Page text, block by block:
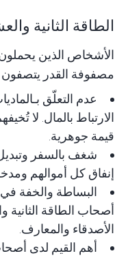
الطاقة الثانية
الأشخاص الذين
مصفوفة القدر يتصفون
عدم التعلّق بـ
الارتباط بالمال . لا
قيمة جوهرية.
شغف بالسفر
إنفاق كل أموالهم
البساطة والخفة
أصحاب الطاقة الثانية
الأصدقاء والمعارف.
أهم القيم لدى